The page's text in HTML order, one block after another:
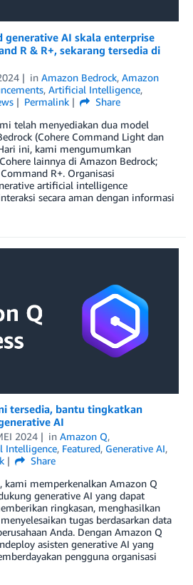
AI skala enterprise
R & R+, sekarang tersedia di
in Amazon Bedrock, Amazon
, Artificial Intelligence,
Permalink
Share
telah menyediakan dua model
(Cohere Command Light dan
ini, kami mengumumkan
lainnya di Amazon Bedrock;
R+. Organisasi
artificial intelligence
secara aman dengan informasi
tersedia, bantu tingkatkan
AI
2024 in Amazon Q,
Intelligence, Featured, Generative AI,
Share
kami memperkenalkan Amazon Q
generative AI yang dapat
ringkasan, menghasilkan
tugas berdasarkan data
Anda. Dengan Amazon Q
asisten generative AI yang
pengguna organisasi